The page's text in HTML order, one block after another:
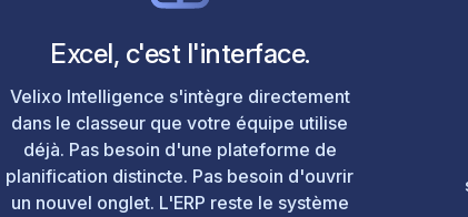
Excel, c'est l'interface.
Velixo Intelligence s'intègre directement
dans le classeur que votre équipe utilise
déjà. Pas besoin d'une plateforme de
planification distincte. Pas besoin d'ouvrir
un nouvel onglet. L'ERP reste le système